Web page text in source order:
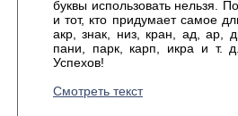
буквы использовать нельзя.
и тот, кто придумает самое
акр, знак, низ, кран, ад, ар,
пани, парк, карп, икра и т.
Успехов!
Смотреть текст